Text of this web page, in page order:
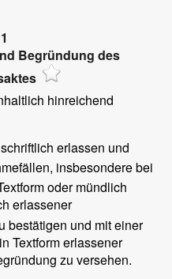
Begründung des
hinreichend
erlassen und
insbesondere bei
oder mündlich
erlassener
bestätigen und mit einer
Textform erlassener
zu versehen.